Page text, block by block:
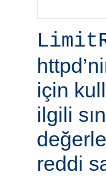
için
ilgili
reddi